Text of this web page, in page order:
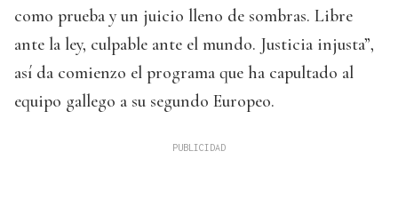
como prueba y un juicio lleno de sombras. Libre
ante la ley, culpable ante el mundo. Justicia injusta”,
así da comienzo el programa que ha capultado al
equipo gallego a su segundo Europeo.